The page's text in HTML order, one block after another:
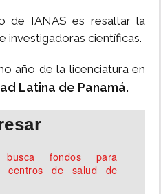
de IANAS es resaltar la
investigadoras científicas.
año de la licenciatura en
Latina de Panamá.
busca fondos para
centros de salud de